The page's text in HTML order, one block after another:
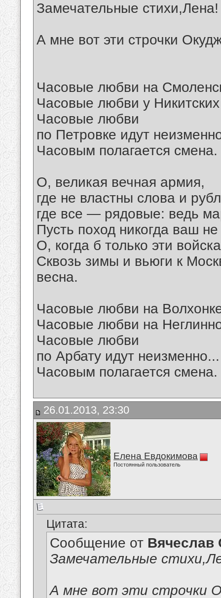
Замечательные стихи,Лена!
А мне вот эти строчки
Часовые любви на
Часовые любви у Никитских
Часовые любви
по Петровке идут
Часовым полагается смена.
О, великая вечная армия,
где не властны слова и
где все — рядовые: ведь
Пусть поход никогда ваш не
О, когда б только эти
Сквозь зимы и вьюги к
весна.
Часовые любви на
Часовые любви на
Часовые любви
по Арбату идут неизменно...
Часовым полагается смена.
26.01.2013, 23:30
Елена Евдокимова
Постоянный пользователь
Цитата:
Сообщение от Вячеслав
Замечательные
А мне вот эти строчки